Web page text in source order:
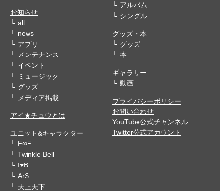
お知らせ
all
news
アプリ
メンテナンス
イベント
ミュージック
グッズ
メディア掲載
アイ★チュウとは
ユニット&キャラクター
F∞F
Twinkle Bell
I♥B
ArS
天上天下
アルバム
シングル
グッズ・本
グッズ
本
ギャラリー
動画
プライバシーポリシー
お問い合わせ
YouTube公式チャンネル
Twitter公式アカウント